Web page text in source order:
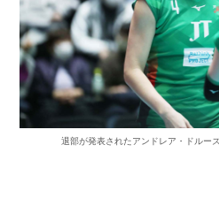
退部が発表されたアンドレア・ドルー